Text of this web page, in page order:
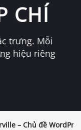
CHÍ
trưng. Mỗi
hiệu riêng
– Chủ đề